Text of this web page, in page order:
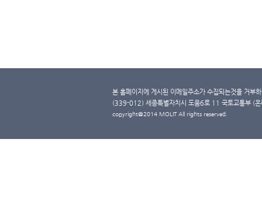
본 홈페이지에 게시된 이메일주소가 수집되는것을 거부
(339-012) 세종특별자치시 도움6로 11 국토교통부
copyright@2014 MOLIT All rights reserved.